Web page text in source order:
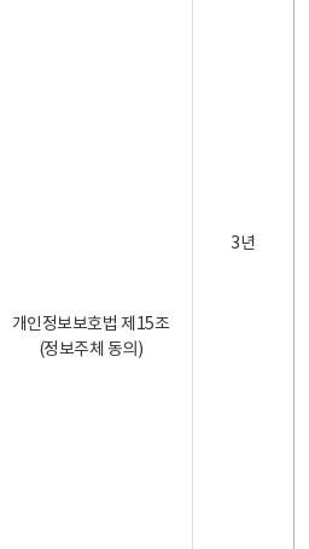
개인정보보호법 제15조
(정보주체 동의)
3년